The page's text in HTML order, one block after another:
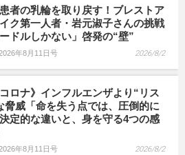
者の乳輪を取り戻す！ブレストア
ク第一人者・岩元淑子さんの挑戦
ドルしかない」啓発の“壁”
年8月11日号 2026/8/2
コロナ》インフルエンザより“リス
脅威「命を失う点では、圧倒的に
定的な違いと、身を守る4つの感
年8月11日号 2026/8/2